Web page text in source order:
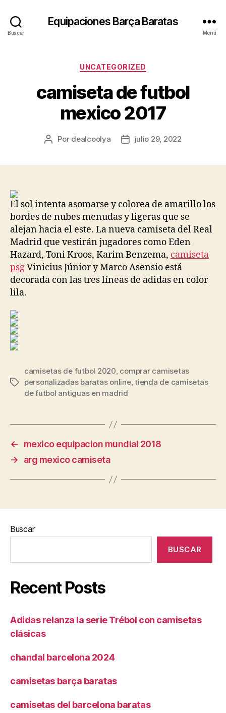
Buscar
Equipaciones Barça Baratas
Menú
Categorías
UNCATEGORIZED
camiseta de futbol
mexico 2017
Autor
Por dealcoolya
Fechajulio 29, 2022
El sol intenta asomarse y colorea de amarillo los
bordes de nubes menudas y ligeras que se
alejan hacia el este. La nueva camiseta del Real
Madrid que vestirán jugadores como Eden
Hazard, Toni Kroos, Karim Benzema, camiseta
psgVinicius Júnior y Marco Asensio está
decorada con las tres líneas de adidas en color
lila.
Etiquetas
camisetas de futbol 2020, comprar camisetas
personalizadas baratas online,tienda de camisetas
de futbol antiguas en madrid
←
mexico equipacion mundial 2018
→
arg mexico camiseta
Buscar
BUSCAR
Recent Posts
Adidas relanza la serie Trébol con camisetas
clásicas
chandal barcelona 2024
camisetas barça baratas
camisetas del barcelona baratas